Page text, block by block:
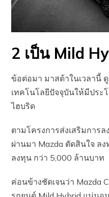
2 เป็น Mild
ข้อต่อมา มาสด้าในเวลานี้
เทคโนโลยีปัจจุบันให้มีประ
ไฮบริด
ตามโครงการส่งเสริมการ
ผ่านมา Mazda ตัดสินใจ ล
ลงทุน กว่า 5,000 ล้านบาท
ค่อนข้างชัดเจนว่า Mazda